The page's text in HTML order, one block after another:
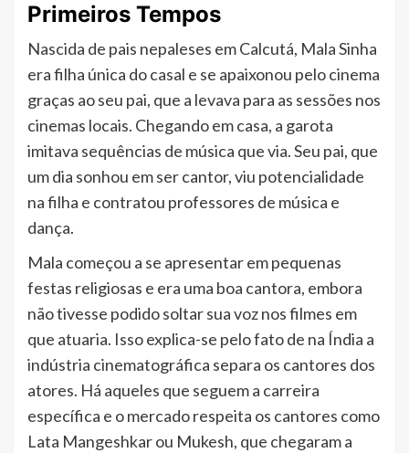
Primeiros Tempos
Nascida de pais nepaleses em Calcutá, Mala Sinha
era filha única do casal e se apaixonou pelo cinema
graças ao seu pai, que a levava para as sessões nos
cinemas locais. Chegando em casa, a garota
imitava sequências de música que via. Seu pai, que
um dia sonhou em ser cantor, viu potencialidade
na filha e contratou professores de música e
dança.
Mala começou a se apresentar em pequenas
festas religiosas e era uma boa cantora, embora
não tivesse podido soltar sua voz nos filmes em
que atuaria. Isso explica-se pelo fato de na Índia a
indústria cinematográfica separa os cantores dos
atores. Há aqueles que seguem a carreira
específica e o mercado respeita os cantores como
Lata Mangeshkar ou Mukesh, que chegaram a